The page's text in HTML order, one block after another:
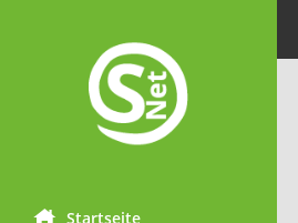
Startseite